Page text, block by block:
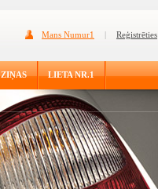
Mans Numur1 | Reģistrēties
ZIŅAS LIETA NR.1